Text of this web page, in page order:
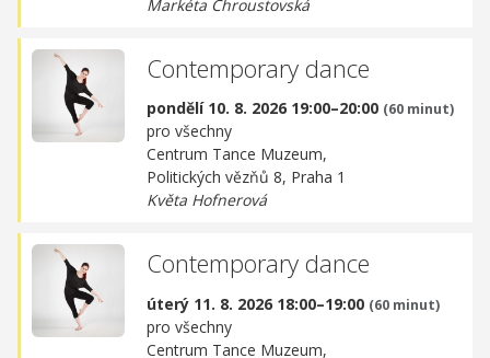
Markéta Chroustovská
Contemporary dance
pondělí 10. 8. 2026 19:00–20:00 (60 minut)
pro všechny
Centrum Tance Muzeum,
Politických vězňů 8, Praha 1
Květa Hofnerová
Contemporary dance
úterý 11. 8. 2026 18:00–19:00 (60 minut)
pro všechny
Centrum Tance Muzeum,